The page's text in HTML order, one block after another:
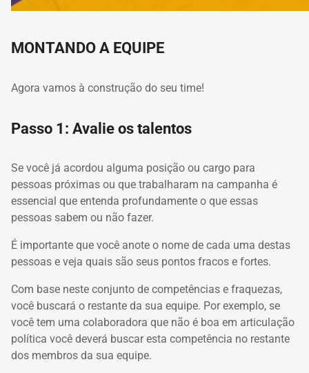
MONTANDO A EQUIPE
Agora vamos à construção do seu time!
Passo 1: Avalie os talentos
Se você já acordou alguma posição ou cargo para
pessoas próximas ou que trabalharam na campanha é
essencial que entenda profundamente o que essas
pessoas sabem ou não fazer.
É importante que você anote o nome de cada uma destas
pessoas e veja quais são seus pontos fracos e fortes.
Com base neste conjunto de competências e fraquezas,
você buscará o restante da sua equipe. Por exemplo, se
você tem uma colaboradora que não é boa em articulação
política você deverá buscar esta competência no restante
dos membros da sua equipe.